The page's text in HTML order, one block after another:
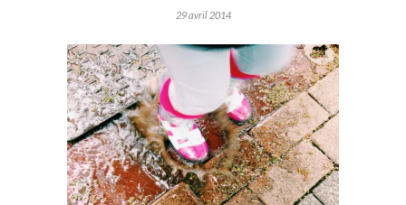
29 avril 2014